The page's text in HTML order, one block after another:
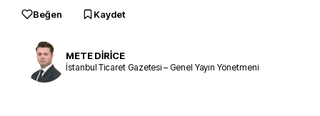
Beğen Kaydet
METE DİRİCE
İstanbul Ticaret Gazetesi – Genel Yayın Yönetmeni